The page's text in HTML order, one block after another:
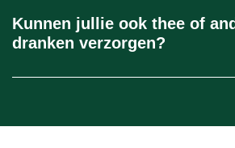
beschikbaar. Groot event? Geen
Kunnen jullie ook thee of
dranken verzorgen?
Ja, bekijk onze matchabaren
zes variaties, inclusief verse